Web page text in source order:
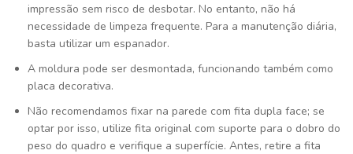
impressão sem risco de desbotar. No entanto, não há
necessidade de limpeza frequente. Para a manutenção diária,
basta utilizar um espanador.
A moldura pode ser desmontada, funcionando também como
placa decorativa.
Não recomendamos fixar na parede com fita dupla face; se
optar por isso, utilize fita original com suporte para o dobro do
peso do quadro e verifique a superfície. Antes, retire a fita